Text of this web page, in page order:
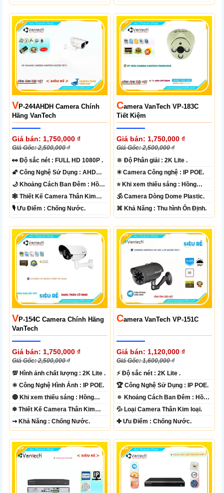
Lượng.
VP-244AHDH Camera Chính
Hãng VanTech
Giá bán: 1,750,000 ₫
Giá Gốc: 2,500,000 ₫
️👀 Độ sắc nét : FULL HD 1080P .
🌠 Công Nghệ Sử Dụng :AHD
CVI TVI BCS.
🌙 Khoảng Cách Ban Đêm : Hồng
Ngoại 70m Led Array.
🕸️ Thiết Kế CameraThân Kim
loại.
️🎙 Ưu Điểm :Chống Nước.
CAmera VanTech VP-183C
Tiết Kiệm
Giá bán: 1,750,000 ₫
Giá Gốc: 2,500,000 ₫
🔆 Độ Phân giải :2K Lite .
✳️ Camera Công nghệ :
IP POE.
⭐ Khi xem thiếu sáng : Hồng
Ngoại 30m Led Array.
🕉️ Camera Dòng Dome Plastic.
️⌘ Khả Năng :Thu hình Ổn Định.
VP-154C Camera Chính Hãng
VanTech
Giá bán: 1,750,000 ₫
Giá Gốc: 2,500,000 ₫
💯 Hình ảnh chất lượng :2K Lite .
⚛️ Công Nghệ Hình Ảnh :
IP POE.
🔴 Khi xem thiếu sáng : Hồng
Ngoại 60m Led Array.
❄ Thiết Kế CameraThân Kim
loại.
️⇝ Khả Năng :Chống Nước.
CAmera VanTech VP-151C
Giá bán: 1,120,000 ₫
Giá Gốc: 1,600,000 ₫
️⚡ Độ sắc nét :2K Lite .
🏆 Công Nghệ Sử Dụng :
IP POE.
🔅 Khoảng Cách Ban Đêm : Hồng
Ngoại 40m ONVIF.
💦 Loại CameraThân Kim loại.
️✤ Ưu Điểm :Chống Nước.